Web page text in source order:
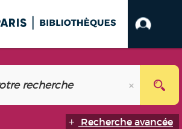
Recherche avancée